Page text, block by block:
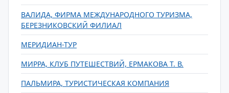
ВАЛИДА, ФИРМА МЕЖДУНАРОДНОГО ТУРИЗМА,
БЕРЕЗНИКОВСКИЙ ФИЛИАЛ
МЕРИДИАН-ТУР
МИРРА, КЛУБ ПУТЕШЕСТВИЙ, ЕРМАКОВА Т. В.
ПАЛЬМИРА, ТУРИСТИЧЕСКАЯ КОМПАНИЯ